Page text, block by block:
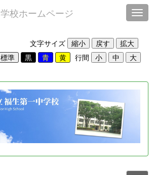
校ホームページ
文字サイズ
行間